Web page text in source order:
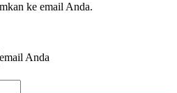
ke email Anda.
email Anda